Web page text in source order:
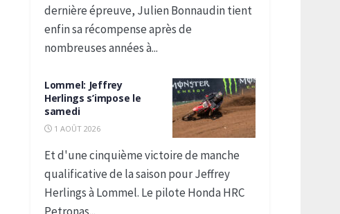
dernière épreuve, Julien Bonnaudin tient
enfin sa récompense après de
nombreuses années à...
Lommel: Jeffrey
Herlings s’impose le
samedi
1 AOÛT 2026
Et d'une cinquième victoire de manche
qualificative de la saison pour Jeffrey
Herlings à Lommel. Le pilote Honda HRC